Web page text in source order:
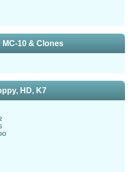
MC-10 & Clones
HD, K7